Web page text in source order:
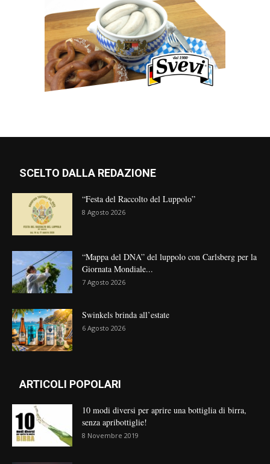
SCELTO DALLA REDAZIONE
“Festa del Raccolto del Luppolo”
8 Agosto 2026
“Mappa del DNA” del luppolo con Carlsberg per la
Giornata Mondiale...
7 Agosto 2026
Swinkels brinda all’estate
6 Agosto 2026
ARTICOLI POPOLARI
10 modi diversi per aprire una bottiglia di birra,
senza apribottiglie!
8 Novembre 2019